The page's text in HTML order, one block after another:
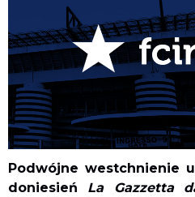
Podwójne westchnienie
doniesień La Gazzetta